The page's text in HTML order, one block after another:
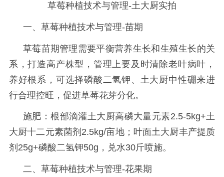
草莓种植技术与管理-土大厨实拍
一、草莓种植技术与管理-苗期
草莓苗期管理需要平衡营养生长和生殖生长的关
系，打造高产株型，管理上要及时清除老叶病叶，
养好根系，可选择磷酸二氢钾、土大厨中性硼来进
行合理控旺，促进草莓花芽分化。
施肥：根部滴灌土大厨高磷大量元素2.5-5kg+土
大厨十二元素菌剂2.5kg/亩地；叶面土大厨丰产提质
剂25g+磷酸二氢钾50g，兑水30斤喷施。
二、草莓种植技术与管理-花果期